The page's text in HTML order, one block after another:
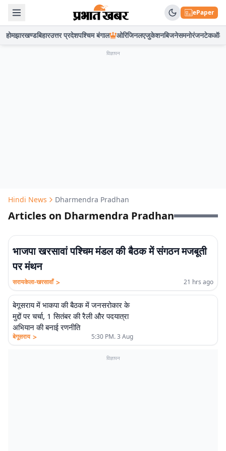
ePaper
होमझारखण्डबिहारउत्तर प्रदेशपश्चिम बंगाल ओरिजिनलएजुकेशनबिजनेसमनोरंजनटेकऑटो
विज्ञापन
Hindi News Dharmendra Pradhan
Articles on Dharmendra Pradhan
भाजपा खरसावां पश्चिम मंडल की बैठक में संगठन मजबूती
पर मंथन
सरायकेला-खरसावाँ > 21 hrs ago
बेगूसराय में भाकपा की बैठक में जनसरोकार के
मुद्दों पर चर्चा, 1 सितंबर की रैली और पदयात्रा
अभियान की बनाई रणनीति
बेगूसराय > 5:30 PM. 3 Aug
विज्ञापन